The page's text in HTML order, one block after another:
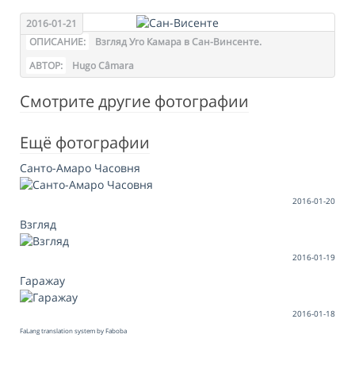
2016-01-21
ОПИСАНИЕ:
Взгляд Уго Камара в Сан-Винсенте.
АВТОР:
Hugo Câmara
Смотрите другие фотографии
Ещё фотографии
Санто-Амаро Часовня
2016-01-20
Взгляд
2016-01-19
Гаражау
2016-01-18
FaLang translation system by Faboba